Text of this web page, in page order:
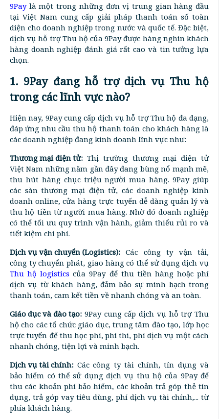
9Paylà một trong những đơn vị trung gian hàng đầu
tại Việt Nam cung cấp giải pháp thanh toán số toàn
diện cho doanh nghiệp trong nước và quốc tế. Đặc biệt,
dịch vụ hỗ trợ Thu hộ của 9Pay được hàng nghìn khách
hàng doanh nghiệp đánh giá rất cao và tin tưởng lựa
chọn.
1. 9Pay đang hỗ trợ dịch vụ Thu hộ
trong các lĩnh vực nào?
Hiện nay, 9Pay cung cấp dịch vụ hỗ trợ Thu hộ đa dạng,
đáp ứng nhu cầu thu hộ thanh toán cho khách hàng là
các doanh nghiệp đang kinh doanh lĩnh vực như:
Thương mại điện tử: Thị trường thương mại điện tử
Việt Nam những năm gần đây đang bùng nổ mạnh mẽ,
thu hút hàng chục triệu người mua hàng. 9Pay giúp
các sàn thương mại điện tử, các doanh nghiệp kinh
doanh online, cửa hàng trực tuyến dễ dàng quản lý và
thu hộ tiền từ người mua hàng. Nhờ đó doanh nghiệp
có thể tối ưu quy trình vận hành, giảm thiểu rủi ro và
tiết kiệm chi phí.
Dịch vụ vận chuyển (Logistics): Các công ty vận tải,
công ty chuyển phát, giao hàng có thể sử dụng dịch vụ
Thu hộ logistics của 9Pay để thu tiền hàng hoặc phí
dịch vụ từ khách hàng, đảm bảo sự minh bạch trong
thanh toán, cam kết tiền về nhanh chóng và an toàn.
Giáo dục và đào tạo: 9Pay cung cấp dịch vụ hỗ trợ Thu
hộ cho các tổ chức giáo dục, trung tâm đào tạo, lớp học
trực tuyến để thu học phí, phí thi, phí dịch vụ một cách
nhanh chóng, tiện lợi và minh bạch.
Dịch vụ tài chính: Các công ty tài chính, tín dụng và
bảo hiểm có thể sử dụng dịch vụ thu hộ của 9Pay để
thu các khoản phí bảo hiểm, các khoản trả góp thẻ tín
dụng, trả góp vay tiêu dùng, phí dịch vụ tài chính,... từ
phía khách hàng.